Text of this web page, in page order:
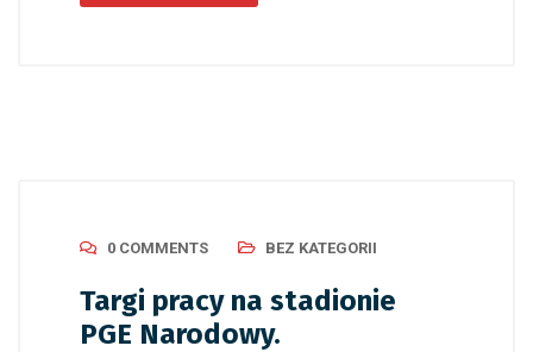
0 COMMENTS BEZ KATEGORII
Targi pracy na stadionie
PGE Narodowy.